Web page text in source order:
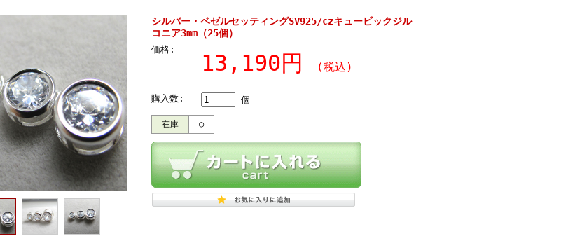
シルバー・ベゼルセッティングSV925/czキュービックジル
コニア3mm（25個）
価格:
13,190円 (税込)
購入数: 個
在庫 ○